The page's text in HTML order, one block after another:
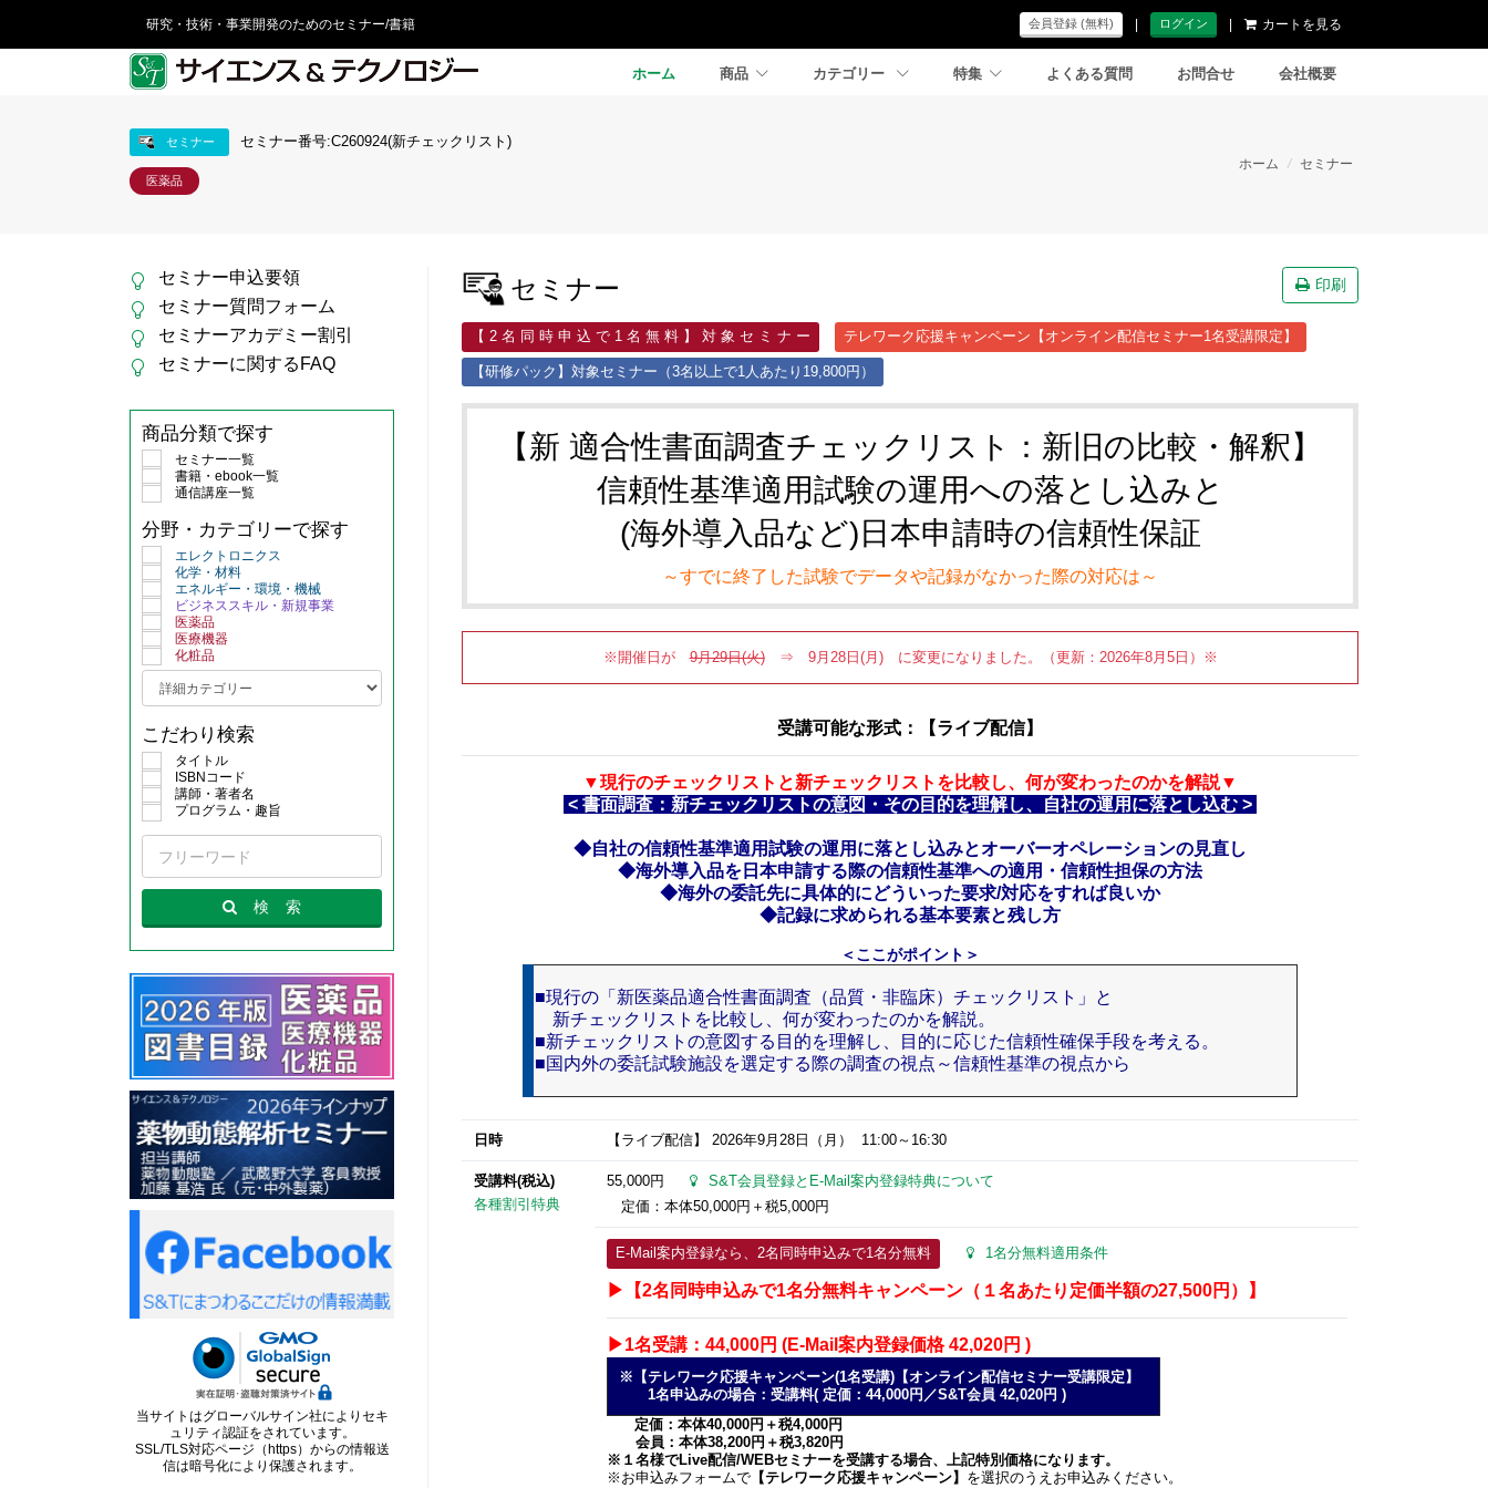
研究・技術・事業開発のためのセミナー/書籍 会員登録 (無料) | ログイン | カートを見る
ホーム 商品 カテゴリー 特集 よくある質問 お問合せ 会社概要
セミナー セミナー番号:C260924(新チェックリスト)
医薬品
ホーム / セミナー
セミナー 印刷
【 2 名 同 時 申 込 で 1 名 無 料 】 対 象 セ ミ ナ ー テレワーク応援キャンペーン【オンライン配信セミナー1名受講限定】
【研修パック】対象セミナー（3名以上で1人あたり19,800円）
【新 適合性書面調査チェックリスト：新旧の比較・解釈】
信頼性基準適用試験の運用への落とし込みと
(海外導入品など)日本申請時の信頼性保証
～すでに終了した試験でデータや記録がなかった際の対応は～
※開催日が9月29日(火)⇒ 9月28日(月) に変更になりました。（更新：2026年8月5日）※
受講可能な形式：【ライブ配信】
▼現行のチェックリストと新チェックリストを比較し、何が変わったのかを解説▼
< 書面調査：新チェックリストの意図・その目的を理解し、自社の運用に落とし込む >
◆自社の信頼性基準適用試験の運用に落とし込みとオーバーオペレーションの見直し
◆海外導入品を日本申請する際の信頼性基準への適用・信頼性担保の方法
◆海外の委託先に具体的にどういった要求/対応をすれば良いか
◆記録に求められる基本要素と残し方
＜ここがポイント＞
■現行の「新医薬品適合性書面調査（品質・非臨床）チェックリスト」と
新チェックリストを比較し、何が変わったのかを解説。
■新チェックリストの意図する目的を理解し、目的に応じた信頼性確保手段を考える。
■国内外の委託試験施設を選定する際の調査の視点～信頼性基準の視点から
日時 【ライブ配信】 2026年9月28日 （月） 11:00～16:30
受講料(税込)
各種割引特典
55,000円
S&T会員登録とE-Mail案内登録特典について
定価：本体50,000円＋税5,000円
E-Mail案内登録なら、2名同時申込みで1名分無料 1名分無料適用条件
▶【2名同時申込みで1名分無料キャンペーン（１名あたり定価半額の27,500円）】
▶1名受講：44,000円 (E-Mail案内登録価格 42,020円 )
※【テレワーク応援キャンペーン(1名受講)【オンライン配信セミナー受講限定】
1名申込みの場合：受講料( 定価：44,000円／S&T会員 42,020円 )
定価：本体40,000円＋税4,000円
会員：本体38,200円＋税3,820円
※１名様でLive配信/WEBセミナーを受講する場合、上記特別価格になります。
※お申込みフォームで【テレワーク応援キャンペーン】
を選択のうえお申込みください。
セミナー申込要領
セミナー質問フォーム
セミナーアカデミー割引
セミナーに関するFAQ
商品分類で探す
セミナー一覧
書籍・ebook一覧
通信講座一覧
分野・カテゴリーで探す
エレクトロニクス
化学・材料
エネルギー・環境・機械
ビジネススキル・新規事業
医薬品
医療機器
化粧品
こだわり検索
タイトル
ISBNコード
講師・著者名
プログラム・趣旨
検 索
当サイトはグローバルサイン社によりセキ
ュリティ認証をされています。
SSL/TLS対応ページ（https）からの情報送
信は暗号化により保護されます。